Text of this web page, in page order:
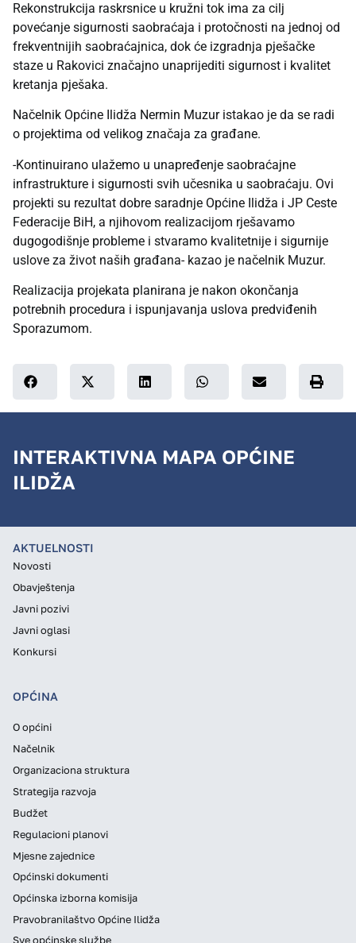
Rekonstrukcija raskrsnice u kružni tok ima za cilj
povećanje sigurnosti saobraćaja i protočnosti na jednoj od
frekventnijih saobraćajnica, dok će izgradnja pješačke
staze u Rakovici značajno unaprijediti sigurnost i kvalitet
kretanja pješaka.
Načelnik Općine Ilidža Nermin Muzur istakao je da se radi
o projektima od velikog značaja za građane.
-Kontinuirano ulažemo u unapređenje saobraćajne
infrastrukture i sigurnosti svih učesnika u saobraćaju. Ovi
projekti su rezultat dobre saradnje Općine Ilidža i JP Ceste
Federacije BiH, a njihovom realizacijom rješavamo
dugogodišnje probleme i stvaramo kvalitetnije i sigurnije
uslove za život naših građana- kazao je načelnik Muzur.
Realizacija projekata planirana je nakon okončanja
potrebnih procedura i ispunjavanja uslova predviđenih
Sporazumom.
INTERAKTIVNA MAPA OPĆINE
ILIDŽA
AKTUELNOSTI
Novosti
Obavještenja
Javni pozivi
Javni oglasi
Konkursi
OPĆINA
O općini
Načelnik
Organizaciona struktura
Strategija razvoja
Budžet
Regulacioni planovi
Mjesne zajednice
Općinski dokumenti
Općinska izborna komisija
Pravobranilaštvo Općine Ilidža
Sve općinske službe